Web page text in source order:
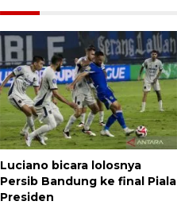
Luciano bicara lolosnya
Persib Bandung ke final Piala
Presiden